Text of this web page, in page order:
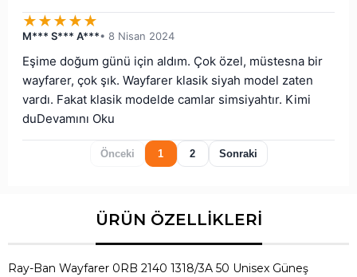
★★★★★
M*** S*** A***• 8 Nisan 2024
Eşime doğum günü için aldım. Çok özel, müstesna bir
wayfarer, çok şık. Wayfarer klasik siyah model zaten
vardı. Fakat klasik modelde camlar simsiyahtır. Kimi
duDevamını Oku
Önceki 1 2 Sonraki
Ray-Ban Wayfarer 0RB 2140 1318/3A 50 Unisex Güneş